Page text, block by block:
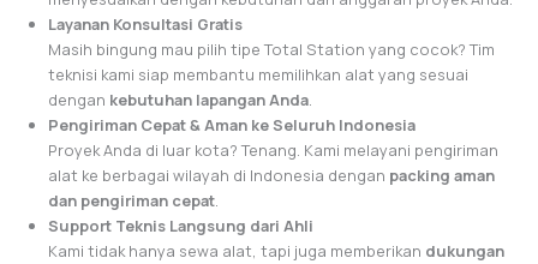
Layanan Konsultasi Gratis
Masih bingung mau pilih tipe Total Station yang cocok? Tim
teknisi kami siap membantu memilihkan alat yang sesuai
dengan kebutuhan lapangan Anda.
Pengiriman Cepat & Aman ke Seluruh Indonesia
Proyek Anda di luar kota? Tenang. Kami melayani pengiriman
alat ke berbagai wilayah di Indonesia dengan packing aman
dan pengiriman cepat.
Support Teknis Langsung dari Ahli
Kami tidak hanya sewa alat, tapi juga memberikan dukungan